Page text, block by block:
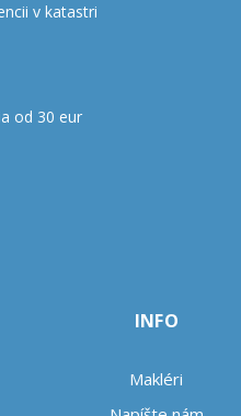
v katastri
od 30 eur
INFO
Makléri